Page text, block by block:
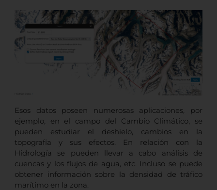
Esos datos poseen numerosas aplicaciones, por
ejemplo, en el campo del Cambio Climático, se
pueden estudiar el deshielo, cambios en la
topografía y sus efectos. En relación con la
Hidrología se pueden llevar a cabo análisis de
cuencas y los flujos de agua, etc. Incluso se puede
obtener información sobre la densidad de tráfico
marítimo en la zona.